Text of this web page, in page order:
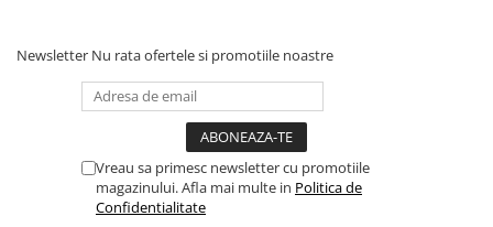
Newsletter Nu rata ofertele si promotiile noastre
Vreau sa primesc newsletter cu promotiile
magazinului. Afla mai multe in Politica de
Confidentialitate